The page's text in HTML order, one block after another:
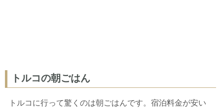
トルコの朝ごはん
トルコに行って驚くのは朝ごはんです。宿泊料金が安い